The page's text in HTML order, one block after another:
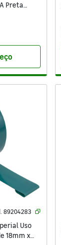
Preta
89204283
Uso
18mm x